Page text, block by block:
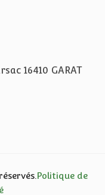
16410 GARAT
Politique de